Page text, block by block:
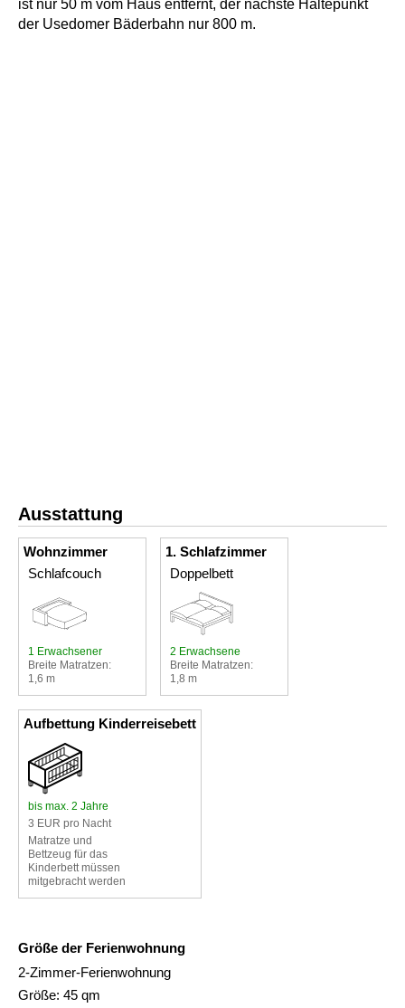
ist nur 50 m vom Haus entfernt, der nächste Haltepunkt
der Usedomer Bäderbahn nur 800 m.
Ausstattung
Wohnzimmer
Schlafcouch
1 Erwachsener
Breite Matratzen:
1,6 m
1. Schlafzimmer
Doppelbett
2 Erwachsene
Breite Matratzen:
1,8 m
Aufbettung Kinderreisebett
bis max. 2 Jahre
3 EUR pro Nacht
Matratze und
Bettzeug für das
Kinderbett müssen
mitgebracht werden
Größe der Ferienwohnung
2-Zimmer-Ferienwohnung
Größe: 45 qm